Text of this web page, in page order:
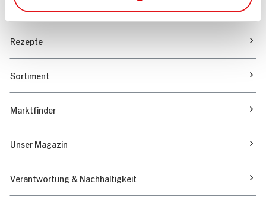
Angebote & Coupons
Rezepte
Sortiment
Marktfinder
Unser Magazin
Verantwortung & Nachhaltigkeit